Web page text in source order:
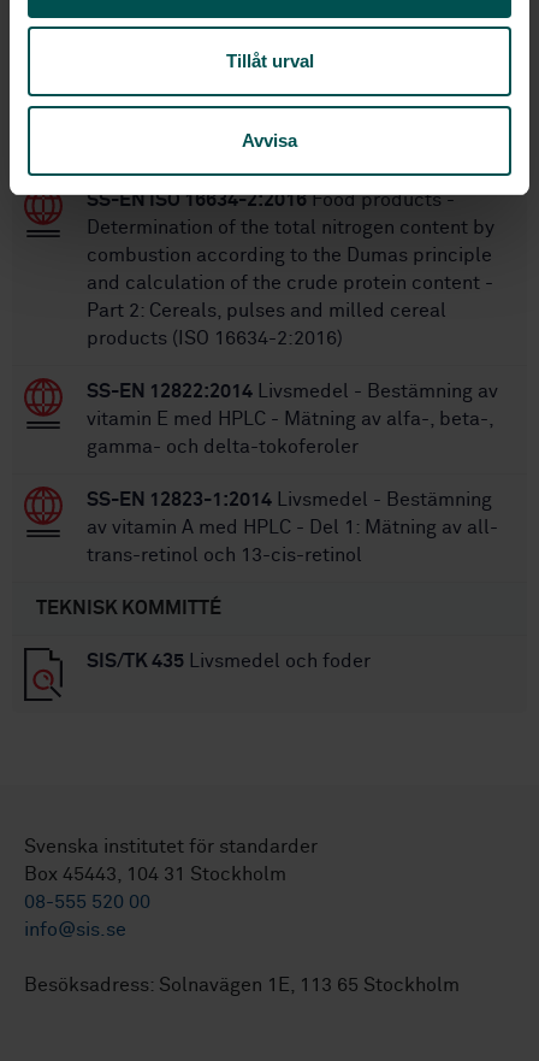
Tillåt urval
Avvisa
Inom samma område
SS-EN ISO 16634-2:2016Food products -
Determination of the total nitrogen content by
combustion according to the Dumas principle
and calculation of the crude protein content -
Part 2: Cereals, pulses and milled cereal
products (ISO 16634-2:2016)
SS-EN 12822:2014 Livsmedel - Bestämning av
vitamin E med HPLC - Mätning av alfa-, beta-,
gamma- och delta-tokoferoler
SS-EN 12823-1:2014 Livsmedel - Bestämning
av vitamin A med HPLC - Del 1: Mätning av all-
trans-retinol och 13-cis-retinol
TEKNISK KOMMITTÉ
SIS/TK 435 Livsmedel och foder
Svenska institutet för standarder
Box 45443, 104 31 Stockholm
08-555 520 00
info@sis.se
Besöksadress: Solnavägen 1E, 113 65 Stockholm